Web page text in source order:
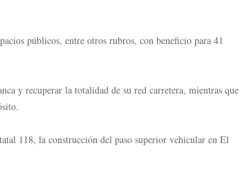
públicos, entre otros rubros, con beneficio para 41
y recuperar la totalidad de su red carretera, mientras que
118, la construcción del paso superior vehicular en El